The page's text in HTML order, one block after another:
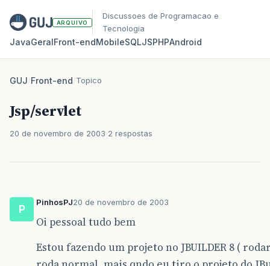
ARQUIVO
Discussoes de Programacao e
Tecnologia
JavaGeralFront‑endMobileSQLJSPHPAndroid
GUJ/Front-end/Topico
Jsp/servlet
20 de novembro de 2003 2 respostas
P
PinhosPJ20 de novembro de 2003
Oi pessoal tudo bem
Estou fazendo um projeto no JBUILDER 8 (